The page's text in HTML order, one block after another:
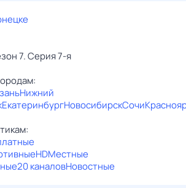
7. Серия 7-я
Нижний
ЕкатеринбургНовосибирскСочи
HDМестные
20 каналовНовостные